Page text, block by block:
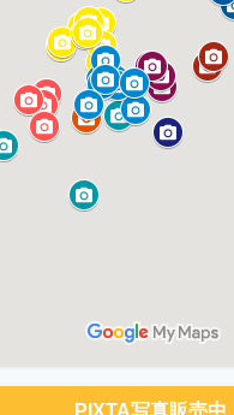
PIXTA写真販売中